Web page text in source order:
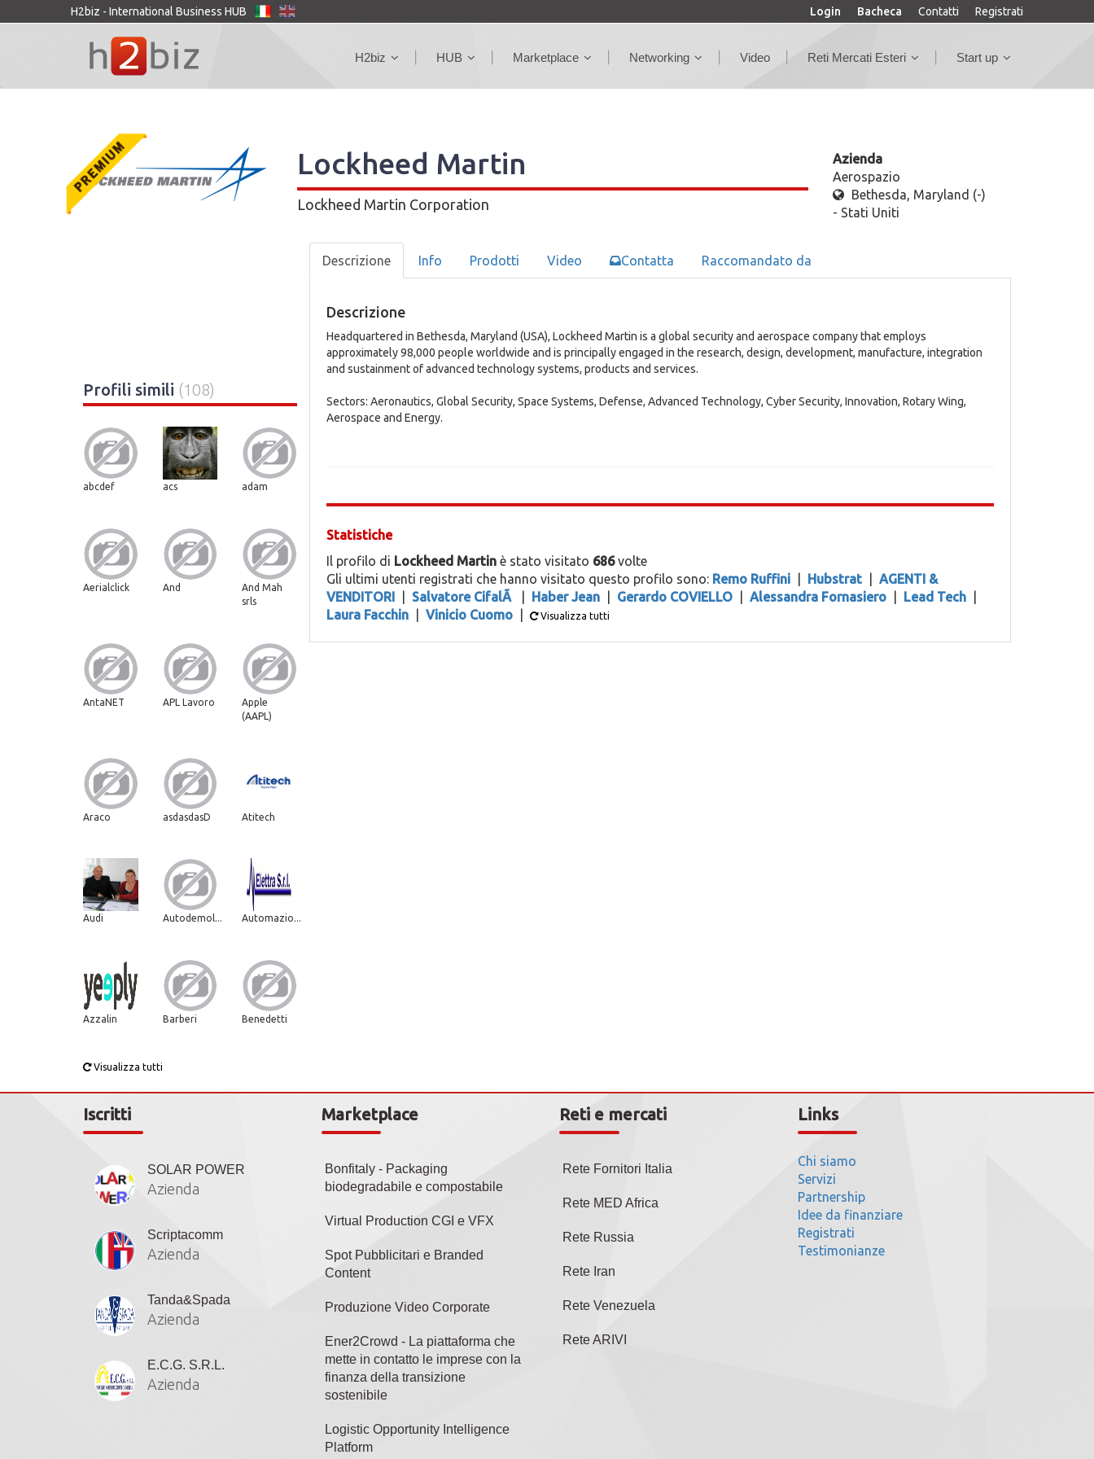
H2biz - International Business HUB Login Bacheca Contatti Registrati
H2biz HUB Marketplace Networking Video Reti Mercati Esteri Start up
Lockheed Martin
Lockheed Martin Corporation
Azienda
Aerospazio
Bethesda, Maryland (-)
- Stati Uniti
Profili simili (108)
abcdef acs adam
Aerialclick And
And Mah
srls
AntaNET APL Lavoro
Apple
(AAPL)
Araco asdasdasD Atitech
Audi Autodemol... Automazio...
Azzalin Barberi Benedetti
Visualizza tutti
Descrizione Info Prodotti Video Contatta Raccomandato da
Descrizione
Headquartered in Bethesda, Maryland (USA), Lockheed Martin is a global security and aerospace company that employs
approximately 98,000 people worldwide and is principally engaged in the research, design, development, manufacture, integration
and sustainment of advanced technology systems, products and services.
Sectors: Aeronautics, Global Security, Space Systems, Defense, Advanced Technology, Cyber Security, Innovation, Rotary Wing,
Aerospace and Energy.
Statistiche
Il profilo di Lockheed Martinè stato visitato 686volte
Gli ultimi utenti registrati che hanno visitato questo profilo sono: Remo Ruffini Hubstrat
AGENTI &
VENDITORI
Salvatore CifalÃ Haber Jean Gerardo COVIELLO Alessandra Fornasiero Lead Tech
Laura Facchin
Vinicio Cuomo Visualizza tutti
Iscritti
SOLAR POWER
Azienda
Scriptacomm
Azienda
Tanda&Spada
Azienda
E.C.G. S.R.L.
Azienda
Marketplace
Bonfitaly - Packaging
biodegradabile e compostabile
Virtual Production CGI e VFX
Spot Pubblicitari e Branded
Content
Produzione Video Corporate
Ener2Crowd - La piattaforma che
mette in contatto le imprese con la
finanza della transizione
sostenibile
Logistic Opportunity Intelligence
Platform
Reti e mercati
Rete Fornitori Italia
Rete MED Africa
Rete Russia
Rete Iran
Rete Venezuela
Rete ARIVI
Links
Chi siamo
Servizi
Partnership
Idee da finanziare
Registrati
Testimonianze